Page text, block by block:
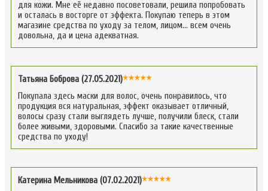
для кожи. Мне её недавно посоветовали, решила попробовать
и осталась в восторге от эффекта. Покупаю теперь в этом
магазине средства по уходу за телом, лицом… всем очень
довольна, да и цена адекватная.
Татьяна Боброва (27.05.2021)
Покупала здесь маски для волос, очень понравилось, что
продукция вся натуральная, эффект оказывает отличный,
волосы сразу стали выглядеть лучше, получили блеск, стали
более живыми, здоровыми. Спасибо за такие качественные
средства по уходу!
Катерина Мельникова (07.02.2021)